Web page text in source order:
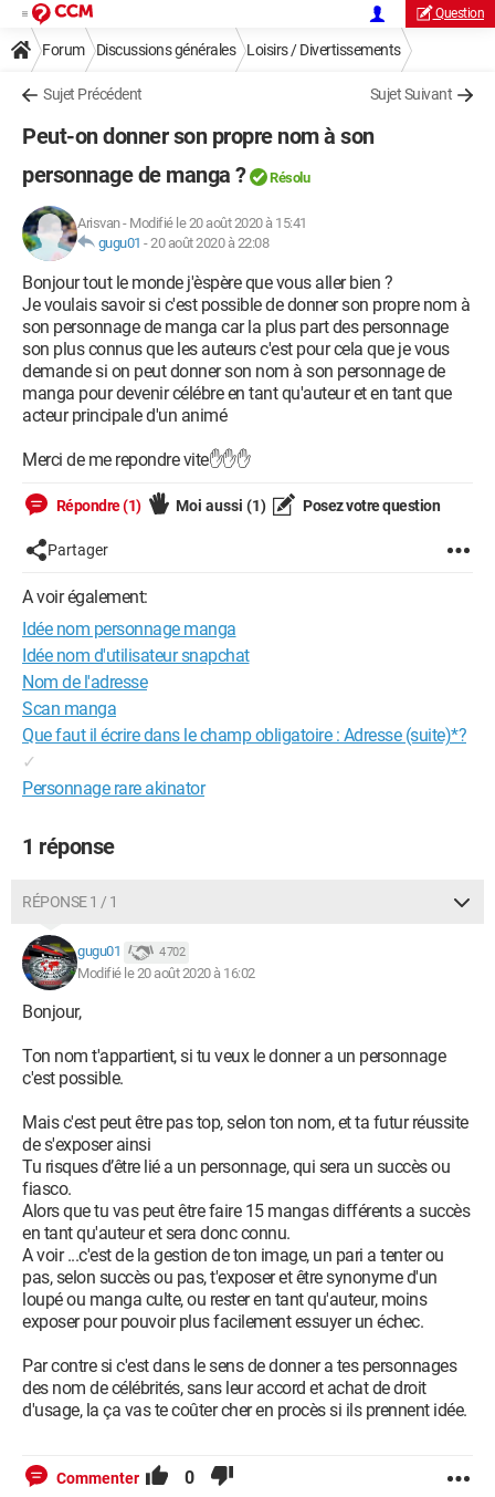
Question
Forum Discussions générales Loisirs / Divertissements
Sujet Précédent Sujet Suivant
Peut-on donner son propre nom à son
personnage de manga ?
Résolu
Arisvan- Modifié le 20 août 2020 à 15:41
gugu01 -20 août 2020 à 22:08
Bonjour tout le monde j'èspère que vous aller bien ?
Je voulais savoir si c'est possible de donner son propre nom à
son personnage de manga car la plus part des personnage
son plus connus que les auteurs c'est pour cela que je vous
demande si on peut donner son nom à son personnage de
manga pour devenir célébre en tant qu'auteur et en tant que
acteur principale d'un animé
Merci de me repondre vite✋✋✋
Répondre (1) Moi aussi (1) Posez votre question
Partager
A voir également:
Idée nom personnage manga
Idée nom d'utilisateur snapchat
Nom de l'adresse
Scan manga
Que faut il écrire dans le champ obligatoire : Adresse (suite)*?
✓
Personnage rare akinator
1 réponse
RÉPONSE 1 / 1
gugu01 4 702
Modifié le 20 août 2020 à 16:02
Bonjour,
Ton nom t'appartient, si tu veux le donner a un personnage
c'est possible.
Mais c'est peut être pas top, selon ton nom, et ta futur réussite
de s'exposer ainsi
Tu risques d’être lié a un personnage, qui sera un succès ou
fiasco.
Alors que tu vas peut être faire 15 mangas différents a succès
en tant qu'auteur et sera donc connu.
A voir ...c'est de la gestion de ton image, un pari a tenter ou
pas, selon succès ou pas, t'exposer et être synonyme d'un
loupé ou manga culte, ou rester en tant qu'auteur, moins
exposer pour pouvoir plus facilement essuyer un échec.
Par contre si c'est dans le sens de donner a tes personnages
des nom de célébrités, sans leur accord et achat de droit
d'usage, la ça vas te coûter cher en procès si ils prennent idée.
Commenter 0